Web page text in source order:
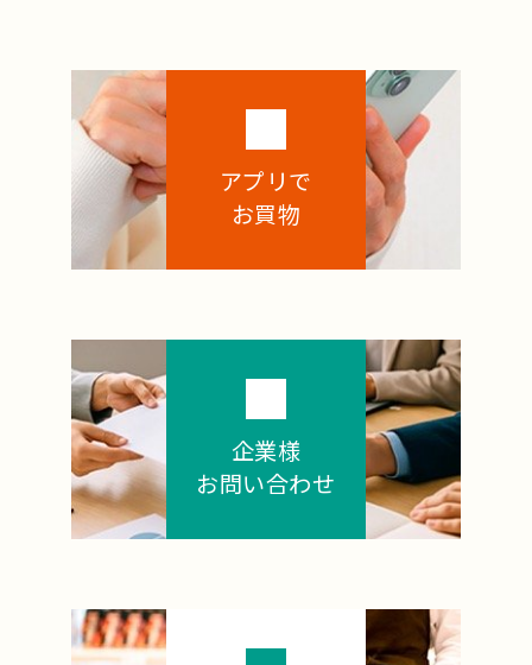
アプリで
お買物
企業様
お問い合わせ